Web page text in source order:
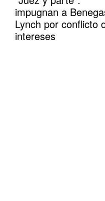
impugnan a
Lynch por conflicto
intereses